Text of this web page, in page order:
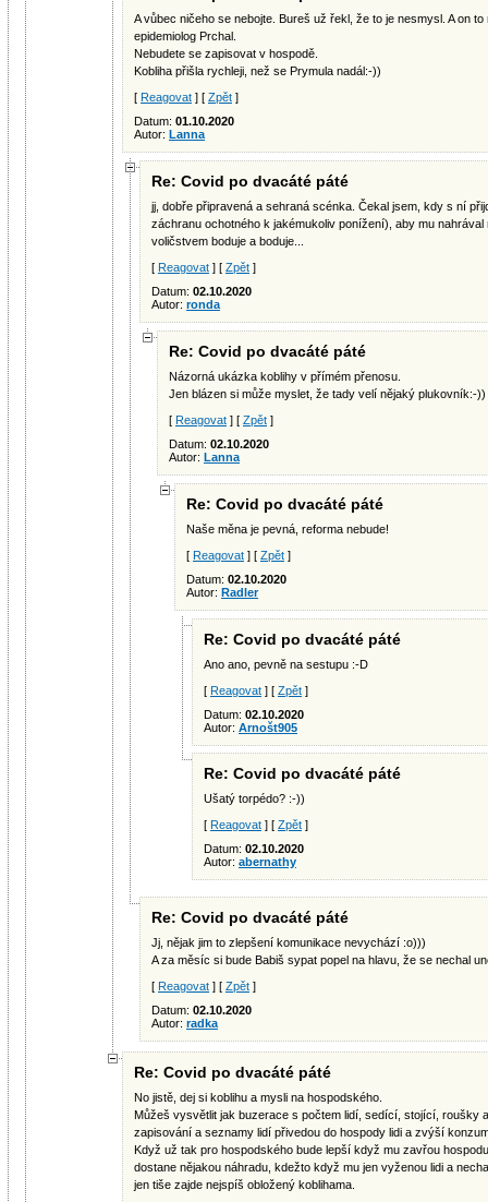
A vůbec ničeho se nebojte. Bureš už řekl, že to je nesmysl. A on
epidemiolog Prchal.
Nebudete se zapisovat v hospodě.
Kobliha přišla rychleji, než se Prymula nadál:-))
[ Reagovat ] [ Zpět ]
Datum: 01.10.2020
Autor: Lanna
Re: Covid po dvacáté páté
jj, dobře připravená a sehraná scénka. Čekal jsem, kdy s ní
záchranu ochotného k jakémukoliv ponížení), aby mu nahrával
voličstvem boduje a boduje...
[ Reagovat ] [ Zpět ]
Datum: 02.10.2020
Autor: ronda
Re: Covid po dvacáté páté
Názorná ukázka koblihy v přímém přenosu.
Jen blázen si může myslet, že tady velí nějaký plukovník:-))
[ Reagovat ] [ Zpět ]
Datum: 02.10.2020
Autor: Lanna
Re: Covid po dvacáté páté
Naše měna je pevná, reforma nebude!
[ Reagovat ] [ Zpět ]
Datum: 02.10.2020
Autor: Radler
Re: Covid po dvacáté páté
Ano ano, pevně na sestupu :-D
[ Reagovat ] [ Zpět ]
Datum: 02.10.2020
Autor: Arnošt905
Re: Covid po dvacáté páté
Ušatý torpédo? :-))
[ Reagovat ] [ Zpět ]
Datum: 02.10.2020
Autor: abernathy
Re: Covid po dvacáté páté
Jj, nějak jim to zlepšení komunikace nevychází :o)))
A za měsíc si bude Babiš sypat popel na hlavu, že se nechal
[ Reagovat ] [ Zpět ]
Datum: 02.10.2020
Autor: radka
Re: Covid po dvacáté páté
No jistě, dej si koblihu a mysli na hospodského.
Můžeš vysvětlit jak buzerace s počtem lidí, sedící, stojící, roušky
zapisování a seznamy lidí přivedou do hospody lidi a zvýší
Když už tak pro hospodského bude lepší když mu zavřou
dostane nějakou náhradu, kdežto když mu jen vyženou lidi a
jen tiše zajde nejspíš obložený koblihama.